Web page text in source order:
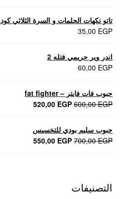
تاتو نكهات الحلمات و السرة الثلاثي كود 1
35,00 EGP
اندر وير حريمي فتله 2
60,00 EGP
حبوب فات فايتر – fat fighter
600,00EGP
السعر
600,00 EGP.
520,00 EGP
السعر
520,00 EGP.
حبوب سليم بودي للتخسيس
700,00EGP
السعر550,00 EGP
السعر
التصنيفات